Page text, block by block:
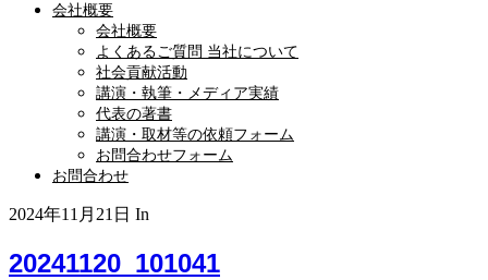
会社概要
会社概要
よくあるご質問 当社について
社会貢献活動
講演・執筆・メディア実績
代表の著書
講演・取材等の依頼フォーム
お問合わせフォーム
お問合わせ
2024年11月21日 In
20241120_101041